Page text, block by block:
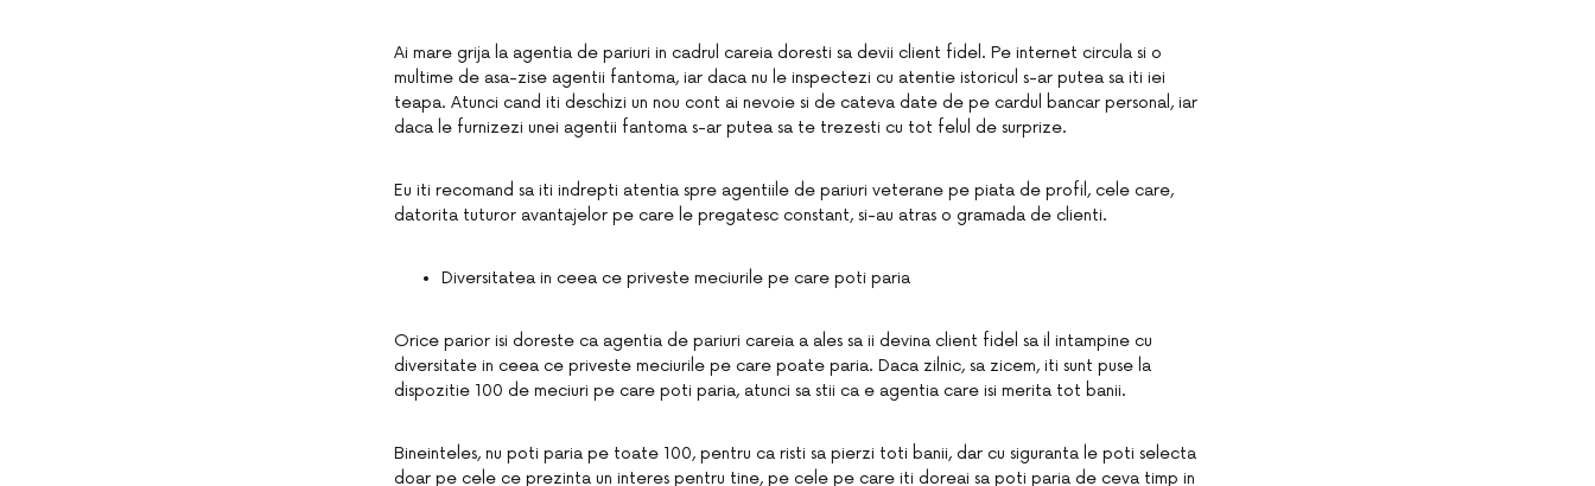
Ai mare grija la agentia de pariuri in cadrul careia doresti sa devii client fidel. Pe internet circula si o
multime de asa-zise agentii fantoma, iar daca nu le inspectezi cu atentie istoricul s-ar putea sa iti iei
teapa. Atunci cand iti deschizi un nou cont ai nevoie si de cateva date de pe cardul bancar personal, iar
daca le furnizezi unei agentii fantoma s-ar putea sa te trezesti cu tot felul de surprize.
Eu iti recomand sa iti indrepti atentia spre agentiile de pariuri veterane pe piata de profil, cele care,
datorita tuturor avantajelor pe care le pregatesc constant, si-au atras o gramada de clienti.
Diversitatea in ceea ce priveste meciurile pe care poti paria
Orice parior isi doreste ca agentia de pariuri careia a ales sa ii devina client fidel sa il intampine cu
diversitate in ceea ce priveste meciurile pe care poate paria. Daca zilnic, sa zicem, iti sunt puse la
dispozitie 100 de meciuri pe care poti paria, atunci sa stii ca e agentia care isi merita tot banii.
Bineinteles, nu poti paria pe toate 100, pentru ca risti sa pierzi toti banii, dar cu siguranta le poti selecta
doar pe cele ce prezinta un interes pentru tine, pe cele pe care iti doreai sa poti paria de ceva timp in